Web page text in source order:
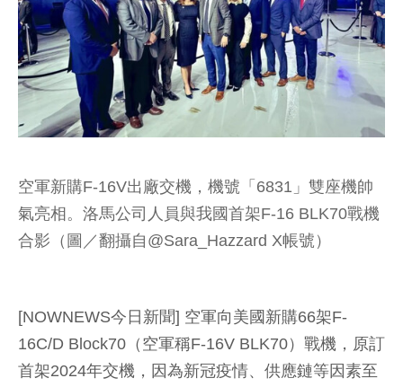
空軍新購F-16V出廠交機，機號「6831」雙座機帥
氣亮相。洛馬公司人員與我國首架F-16 BLK70戰機
合影（圖／翻攝自@Sara_Hazzard X帳號）
[NOWNEWS今日新聞] 空軍向美國新購66架F-
16C/D Block70（空軍稱F-16V BLK70）戰機，原訂
首架2024年交機，因為新冠疫情、供應鏈等因素至